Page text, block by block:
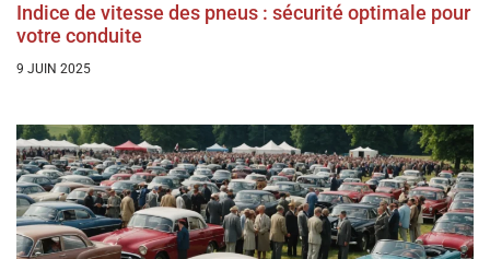
Indice de vitesse des pneus : sécurité optimale pour
votre conduite
9 JUIN 2025